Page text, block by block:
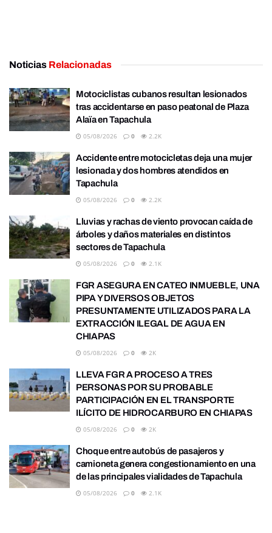
Noticias Relacionadas
Motociclistas cubanos resultan lesionados
tras accidentarse en paso peatonal de Plaza
Alaïa en Tapachula
05/08/2026 0 2.2K
Accidente entre motocicletas deja una mujer
lesionada y dos hombres atendidos en
Tapachula
05/08/2026 0 2.2K
Lluvias y rachas de viento provocan caída de
árboles y daños materiales en distintos
sectores de Tapachula
05/08/2026 0 2.1K
FGR ASEGURA EN CATEO INMUEBLE, UNA
PIPA Y DIVERSOS OBJETOS
PRESUNTAMENTE UTILIZADOS PARA LA
EXTRACCIÓN ILEGAL DE AGUA EN
CHIAPAS
05/08/2026 0 2K
LLEVA FGR A PROCESO A TRES
PERSONAS POR SU PROBABLE
PARTICIPACIÓN EN EL TRANSPORTE
ILÍCITO DE HIDROCARBURO EN CHIAPAS
05/08/2026 0 2K
Choque entre autobús de pasajeros y
camioneta genera congestionamiento en una
de las principales vialidades de Tapachula
05/08/2026 0 2.1K